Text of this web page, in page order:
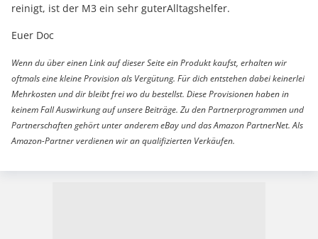
reinigt, ist der M3 ein sehr guterAlltagshelfer.
Euer Doc
Wenn du über einen Link auf dieser Seite ein Produkt kaufst, erhalten wir
oftmals eine kleine Provision als Vergütung. Für dich entstehen dabei keinerlei
Mehrkosten und dir bleibt frei wo du bestellst. Diese Provisionen haben in
keinem Fall Auswirkung auf unsere Beiträge. Zu den Partnerprogrammen und
Partnerschaften gehört unter anderem eBay und das Amazon PartnerNet. Als
Amazon-Partner verdienen wir an qualifizierten Verkäufen.